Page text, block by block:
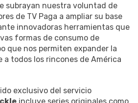
subrayan nuestra voluntad de
de TV Paga a ampliar su base
innovadoras herramientas que
formas de consumo de
que nos permiten expander la
a todos los rincones de América
exclusivo del servicio
incluye series originales como